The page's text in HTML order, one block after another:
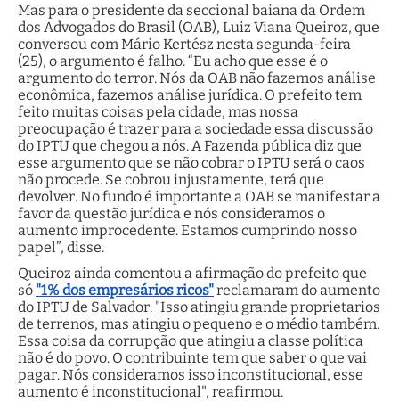
Mas para o presidente da seccional baiana da Ordem
dos Advogados do Brasil (OAB), Luiz Viana Queiroz, que
conversou com Mário Kertész nesta segunda-feira
(25), o argumento é falho. “Eu acho que esse é o
argumento do terror. Nós da OAB não fazemos análise
econômica, fazemos análise jurídica. O prefeito tem
feito muitas coisas pela cidade, mas nossa
preocupação é trazer para a sociedade essa discussão
do IPTU que chegou a nós. A Fazenda pública diz que
esse argumento que se não cobrar o IPTU será o caos
não procede. Se cobrou injustamente, terá que
devolver. No fundo é importante a OAB se manifestar a
favor da questão jurídica e nós consideramos o
aumento improcedente. Estamos cumprindo nosso
papel”, disse.
Queiroz ainda comentou a afirmação do prefeito que
só "1% dos empresários ricos"reclamaram do aumento
do IPTU de Salvador. "Isso atingiu grande proprietarios
de terrenos, mas atingiu o pequeno e o médio também.
Essa coisa da corrupção que atingiu a classe política
não é do povo. O contribuinte tem que saber o que vai
pagar. Nós consideramos isso inconstitucional, esse
aumento é inconstitucional", reafirmou.